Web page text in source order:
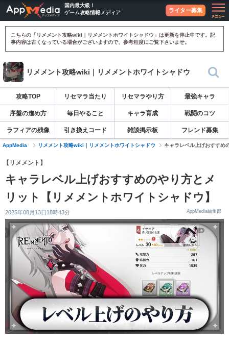
国内最大級！
ゲーム攻略情報メディア
ライター募集
こちらの「リメメント攻略wiki｜リメメントホワイトシャドウ」は更新を停止中です。記
事内容は古くなっている場合がございますので、参考程度にご覧下さいませ。
リメメント攻略wiki｜リメメントホワイトシャドウ
攻略TOP リセマラ当たり リセマラやり方 最強キャラ
序盤の進め方 毎日やること キャラ育成 戦闘のコツ
ラフィアの残像 引き換えコード 雑談掲示板 フレンド募集
AppMedia リメメント攻略wiki｜リメメントホワイトシャドウ キャラレベル上げおすすめ
【リメメント】
キャラレベル上げおすすめのやり方とメ
リット【リメメントホワイトシャドウ】
2025年08月13日18時43分 AppMedia編集部